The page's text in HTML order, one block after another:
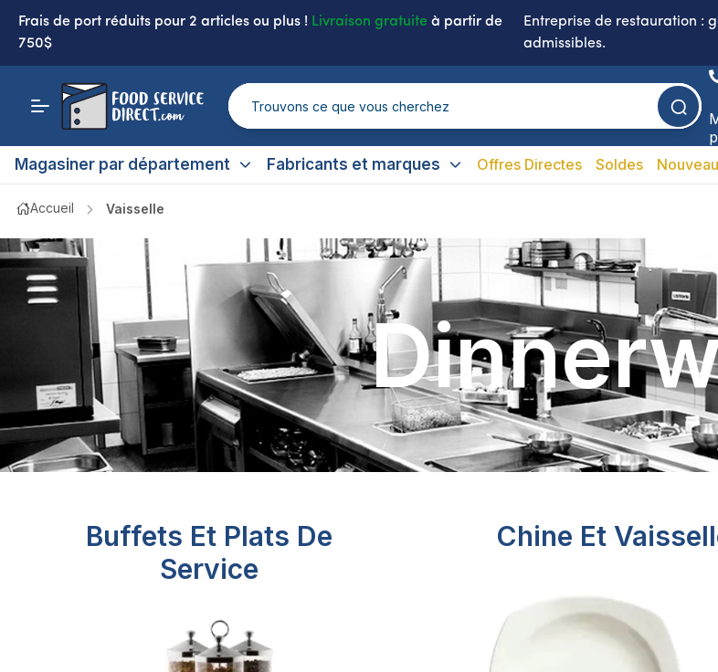
Frais de port réduits pour 2 articles ou plus ! Livraison gratuite à partir de
750$
Entreprise de restauration :
admissibles.
Magasiner par département Fabricants et marques Offres Directes Soldes
Accueil Vaisselle
Buffets Et Plats De
Service
Chine Et